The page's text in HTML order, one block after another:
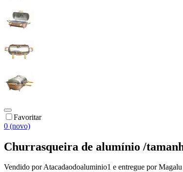
Favoritar
0 (novo)
Churrasqueira de alumínio /
Vendido porAtacadaodoaluminio1 e entregue por Magalu